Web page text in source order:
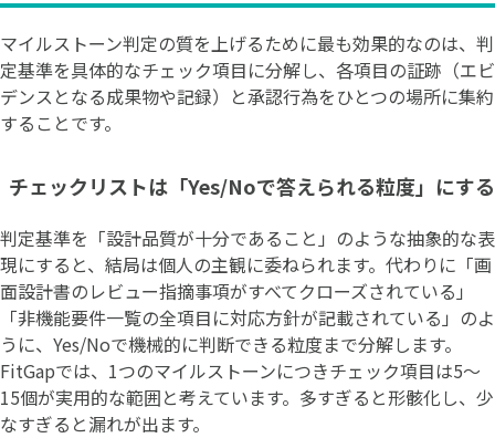
マイルストーン判定の質を上げるために最も効果的なのは、判
定基準を具体的なチェック項目に分解し、各項目の証跡（エビ
デンスとなる成果物や記録）と承認行為をひとつの場所に集約
することです。
チェックリストは「Yes/Noで答えられる粒度」にする
判定基準を「設計品質が十分であること」のような抽象的な表
現にすると、結局は個人の主観に委ねられます。代わりに「画
面設計書のレビュー指摘事項がすべてクローズされている」
「非機能要件一覧の全項目に対応方針が記載されている」のよ
うに、Yes/Noで機械的に判断できる粒度まで分解します。
FitGapでは、1つのマイルストーンにつきチェック項目は5〜
15個が実用的な範囲と考えています。多すぎると形骸化し、少
なすぎると漏れが出ます。